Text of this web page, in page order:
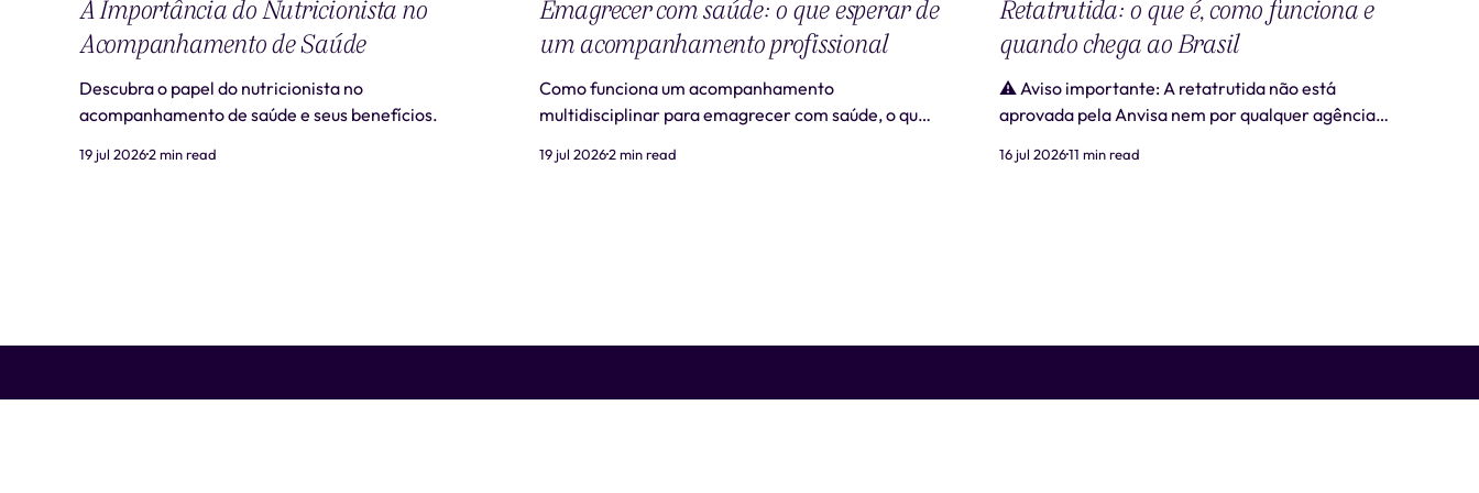
A Importância do Nutricionista no
Acompanhamento de Saúde
Descubra o papel do nutricionista no
acompanhamento de saúde e seus benefícios.
19 jul 20262 min read
Emagrecer com saúde: o que esperar de
um acompanhamento profissional
Como funciona um acompanhamento
multidisciplinar para emagrecer com saúde, o que
profissional.
19 jul 20262 min read
Retatrutida: o que é, como funciona e
quando chega ao Brasil
⚠️ Aviso importante: A retatrutida não está
aprovada pela Anvisa nem por qualquer agência
como "retatrutida" fora de estudos clínicos
16 jul 202611 min read